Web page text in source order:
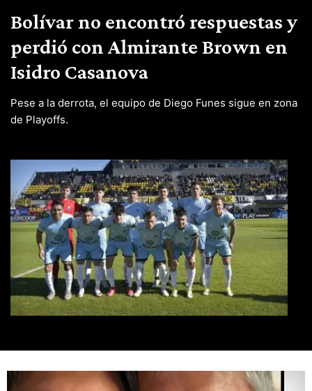
Bolívar no encontró respuestas y
perdió con Almirante Brown en
Isidro Casanova
Pese a la derrota, el equipo de Diego Funes sigue en zona
de Playoffs.